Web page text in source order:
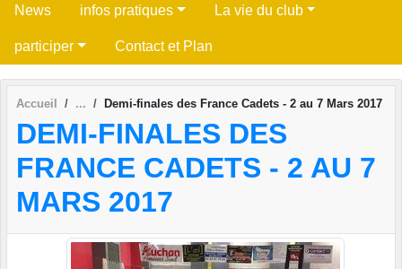
News infos pratiques La vie du club
participer Contact et Plan
Accueil Demi-finales des France Cadets - 2 au 7 Mars 2017
DEMI-FINALES DES
FRANCE CADETS - 2 AU 7
MARS 2017